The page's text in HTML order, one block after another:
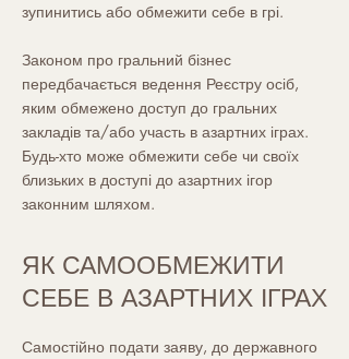
зупинитись або обмежити себе в грі.
Законом про гральний бізнес
передбачається ведення Реєстру осіб,
яким обмежено доступ до гральних
закладів та/або участь в азартних іграх.
Будь-хто може обмежити себе чи своїх
близьких в доступі до азартних ігор
законним шляхом.
ЯК САМООБМЕЖИТИ
СЕБЕ В АЗАРТНИХ ІГРАХ
Самостійно подати заяву, до державного